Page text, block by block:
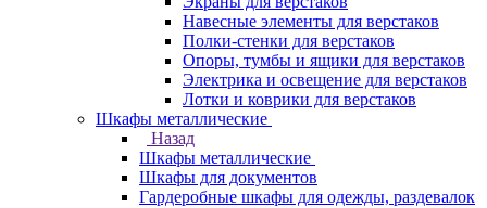
Навесные элементы для верстаков
Полки-стенки для верстаков
Опоры, тумбы и ящики для верстаков
Электрика и освещение для верстаков
Лотки и коврики для верстаков
Шкафы металлические
Назад
Шкафы металлические
Шкафы для документов
Гардеробные шкафы для одежды, раздевалок